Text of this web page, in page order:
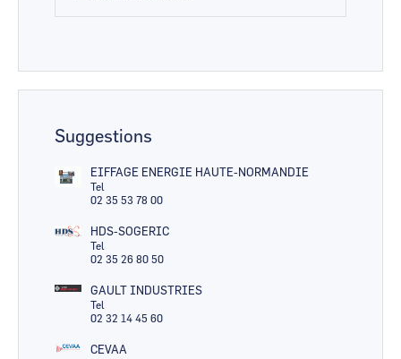
Suggestions
EIFFAGE ENERGIE HAUTE-NORMANDIE
Tel
02 35 53 78 00
HDS-SOGERIC
Tel
02 35 26 80 50
GAULT INDUSTRIES
Tel
02 32 14 45 60
CEVAA